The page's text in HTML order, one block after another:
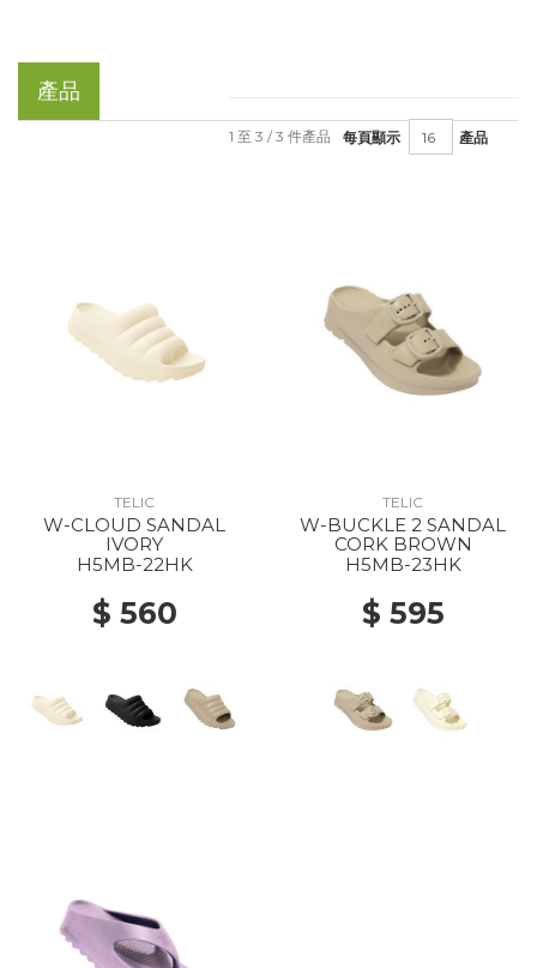
產品
每頁顯示 產品
1 至 3 / 3 件產品
TELIC
W-CLOUD SANDAL
IVORY
H5MB-22HK
$ 560
TELIC
W-BUCKLE 2 SANDAL
CORK BROWN
H5MB-23HK
$ 595